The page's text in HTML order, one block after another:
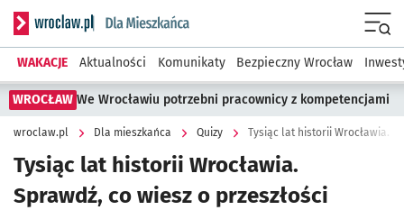
Serwis informacyjny wroclaw.pl podserwis: Dla mieszkańca
WAKACJE Aktualności Komunikaty Bezpieczny Wrocław
WROCŁAW We Wrocławiu potrzebni pracownicy z kompetencjami
wroclaw.pl Dla mieszkańca Quizy
Tysiąc lat historii Wrocławia.
Sprawdź, co wiesz o przeszłości